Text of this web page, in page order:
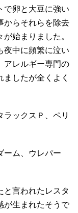
で卵と大豆に強い
からそれらを除去
始まりました。
夜中に頻繁に泣い
アレルギー専門の
したが全くよく
ックスＰ、ペリ
ーム、ウレパー
と言われたレスタ
が生まれたそうで